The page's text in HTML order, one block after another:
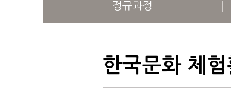
정규과정
한국문화 체